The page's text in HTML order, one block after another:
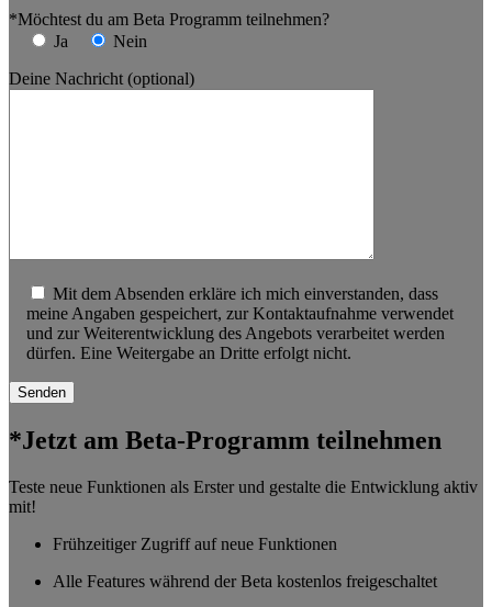
*Möchtest du am Beta Programm teilnehmen?
Ja
Nein
Deine Nachricht (optional)
Mit dem Absenden erkläre ich mich einverstanden, dass
meine Angaben gespeichert, zur Kontaktaufnahme verwendet
und zur Weiterentwicklung des Angebots verarbeitet werden
dürfen. Eine Weitergabe an Dritte erfolgt nicht.
*Jetzt am Beta-Programm teilnehmen
Teste neue Funktionen als Erster und gestalte die Entwicklung aktiv
mit!
Frühzeitiger Zugriff auf neue Funktionen
Alle Features während der Beta kostenlos freigeschaltet